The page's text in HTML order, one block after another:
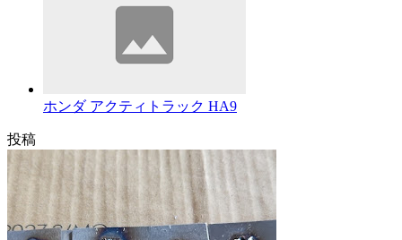
ホンダ アクティトラック HA9
投稿